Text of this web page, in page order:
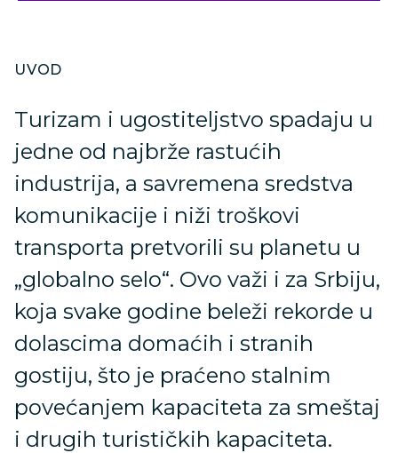
UVOD
Turizam i ugostiteljstvo spadaju u
jedne od najbrže rastućih
industrija, a savremena sredstva
komunikacije i niži troškovi
transporta pretvorili su planetu u
„globalno selo“. Ovo važi i za Srbiju,
koja svake godine beleži rekorde u
dolascima domaćih i stranih
gostiju, što je praćeno stalnim
povećanjem kapaciteta za smeštaj
i drugih turističkih kapaciteta.